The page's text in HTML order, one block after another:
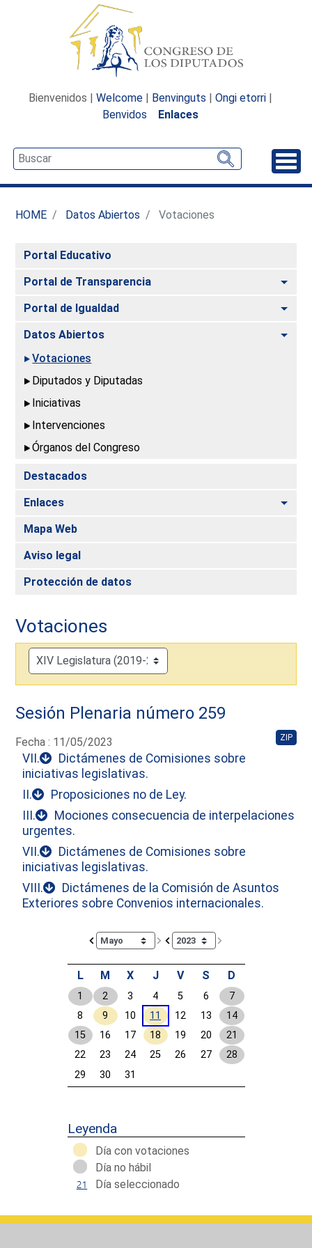
Bienvenidos | Welcome | Benvinguts | Ongi etorri |
Benvidos
Enlaces
HOME Datos Abiertos Votaciones
Portal Educativo
Portal de Transparencia
Portal de Igualdad
Datos Abiertos
Votaciones
Diputados y Diputadas
Iniciativas
Intervenciones
Órganos del Congreso
Destacados
Enlaces
Mapa Web
Aviso legal
Protección de datos
Votaciones
Sesión Plenaria número 259
Fecha : 11/05/2023 ZIP
VII.
Dictámenes de Comisiones sobre
iniciativas legislativas.
II.
Proposiciones no de Ley.
III.
Mociones consecuencia de interpelaciones
urgentes.
VII.
Dictámenes de Comisiones sobre
iniciativas legislativas.
VIII.
Dictámenes de la Comisión de Asuntos
Exteriores sobre Convenios internacionales.
Calendar io de actividades. Doce Legislatura
L M X J V S D
1 2 3 4 5 6
7
8
9 10 11 12 13
14
15
16 17 18 19 20
21
22
23 24 25 26 27
28
29
30 31
Leyenda
Día con votaciones
Día no hábil
Día seleccionado